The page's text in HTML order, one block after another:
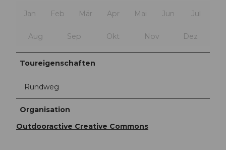
Jan Feb Mär Apr Mai Jun Jul
Aug Sep Okt Nov Dez
Toureigenschaften
Rundweg
Organisation
Outdooractive Creative Commons